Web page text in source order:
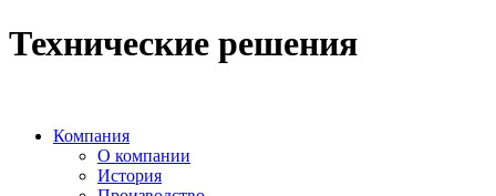
Технические решения
Компания
О компании
История